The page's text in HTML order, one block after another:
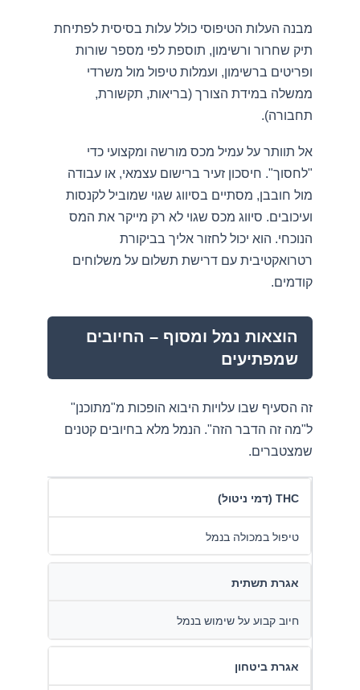
מבנה העלות הטיפוסי כולל עלות בסיסית לפתיחת
תיק שחרור ורשימון, תוספת לפי מספר שורות
ופריטים ברשימון, ועמלות טיפול מול משרדי
ממשלה במידת הצורך (בריאות, תקשורת,
תחבורה).
אל תוותר על עמיל מכס מורשה ומקצועי כדי
"לחסוך". חיסכון זעיר ברישום עצמאי, או עבודה
מול חובבן, מסתיים בסיווג שגוי שמוביל לקנסות
ועיכובים. סיווג מכס שגוי לא רק מייקר את המס
הנוכחי. הוא יכול לחזור אליך בביקורת
רטרואקטיבית עם דרישת תשלום על משלוחים
קודמים.
הוצאות נמל ומסוף – החיובים
שמפתיעים
זה הסעיף שבו עלויות היבוא הופכות מ"מתוכנן"
ל"מה זה הדבר הזה". הנמל מלא בחיובים קטנים
שמצטברים.
THC (דמי ניטול)
טיפול במכולה בנמל
אגרת תשתית
חיוב קבוע על שימוש בנמל
אגרת ביטחון